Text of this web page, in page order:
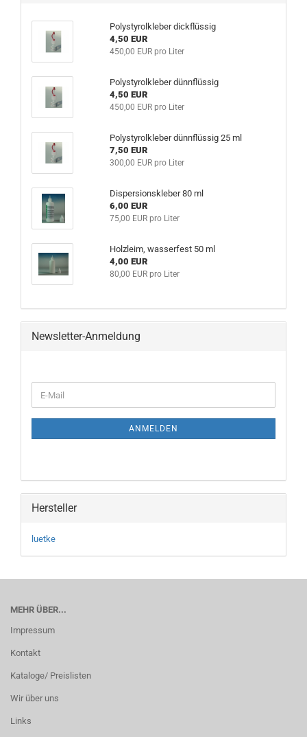
Polystyrolkleber dickflüssig
4,50 EUR
450,00 EUR pro Liter
Polystyrolkleber dünnflüssig
4,50 EUR
450,00 EUR pro Liter
Polystyrolkleber dünnflüssig 25 ml
7,50 EUR
300,00 EUR pro Liter
Dispersionskleber 80 ml
6,00 EUR
75,00 EUR pro Liter
Holzleim, wasserfest 50 ml
4,00 EUR
80,00 EUR pro Liter
Newsletter-Anmeldung
ZUR
E-
Mail
ANMELDEN
Hersteller
luetke
MEHR ÜBER...
Impressum
Kontakt
Kataloge/ Preislisten
Wir über uns
Links